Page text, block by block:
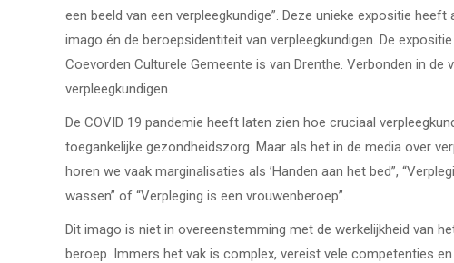
een beeld van een verpleegkundige”. Deze unieke expositie
imago én de beroepsidentiteit van verpleegkundigen. De
Coevorden Culturele Gemeente is van Drenthe. Verbonden in de
verpleegkundigen.
De COVID 19 pandemie heeft laten zien hoe cruciaal
toegankelijke gezondheidszorg. Maar als het in de media over
horen we vaak marginalisaties als ’Handen aan het bed”,
wassen” of “Verpleging is een vrouwenberoep”.
Dit imago is niet in overeenstemming met de werkelijkheid van
beroep. Immers het vak is complex, vereist vele competenties